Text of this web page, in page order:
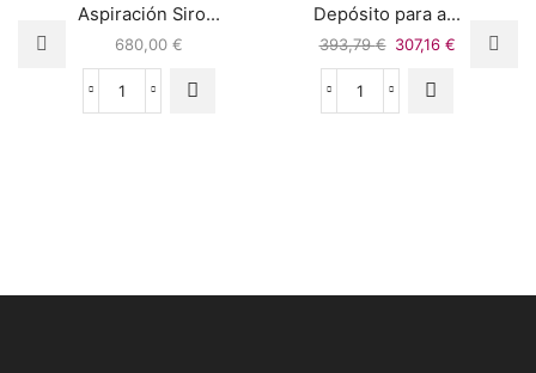
Aspiración Siro...
680,00 €
Depósito para a...
393,79€ 307,16 €